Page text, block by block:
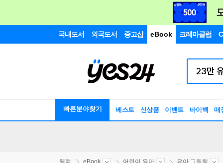
국내도서 외국도서 중고샵 eBook 크레마클럽
빠른분야찾기 베스트 신상품 이벤트 바이백 매
웰컴 eBook 어린이 유아 유아 그림책